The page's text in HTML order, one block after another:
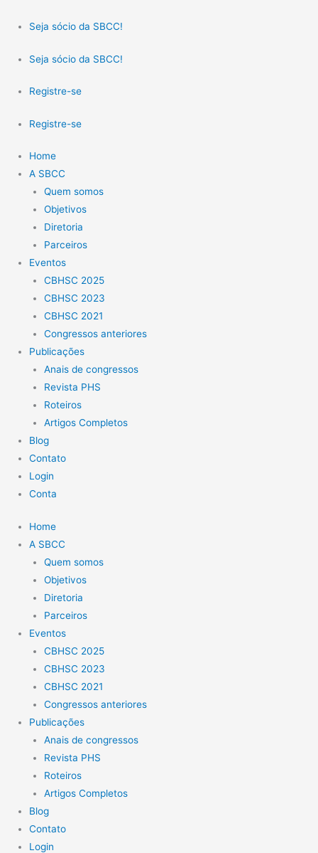
para
conteúdo
Seja sócio da SBCC!
Seja sócio da SBCC!
Registre-se
Registre-se
Home
A SBCC
Quem somos
Objetivos
Diretoria
Parceiros
Eventos
CBHSC 2025
CBHSC 2023
CBHSC 2021
Congressos anteriores
Publicações
Anais de congressos
Revista PHS
Roteiros
Artigos Completos
Blog
Contato
Login
Conta
Home
A SBCC
Quem somos
Objetivos
Diretoria
Parceiros
Eventos
CBHSC 2025
CBHSC 2023
CBHSC 2021
Congressos anteriores
Publicações
Anais de congressos
Revista PHS
Roteiros
Artigos Completos
Blog
Contato
Login